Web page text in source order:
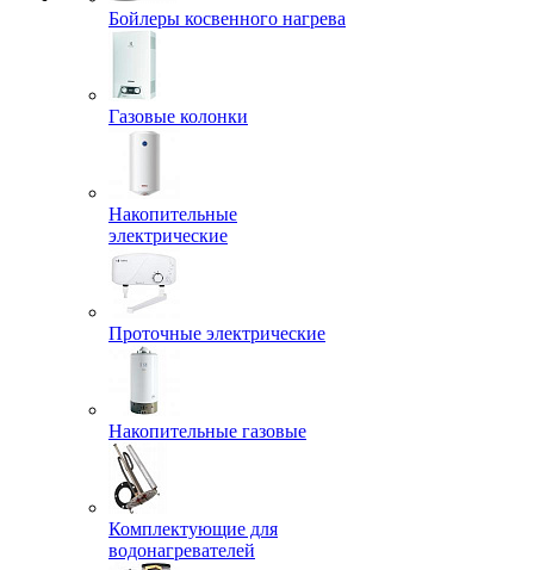
Бойлеры косвенного нагрева
Газовые колонки
Накопительные
электрические
Проточные электрические
Накопительные газовые
Комплектующие для
водонагревателей